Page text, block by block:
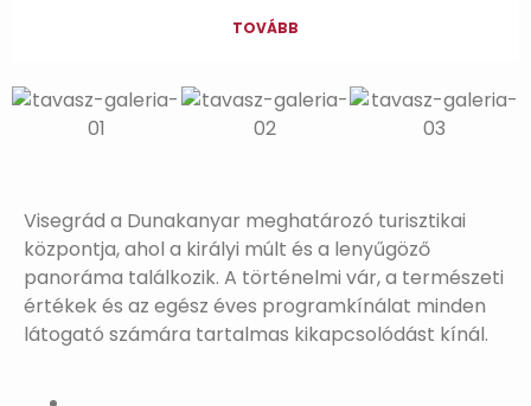
TOVÁBB
Visegrád a Dunakanyar meghatározó turisztikai
központja, ahol a királyi múlt és a lenyűgöző
panoráma találkozik. A történelmi vár, a természeti
értékek és az egész éves programkínálat minden
látogató számára tartalmas kikapcsolódást kínál.